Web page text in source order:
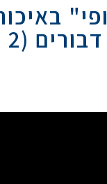
(2 יח')